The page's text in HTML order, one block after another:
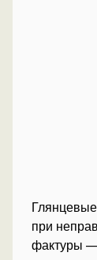
при
фактуры —